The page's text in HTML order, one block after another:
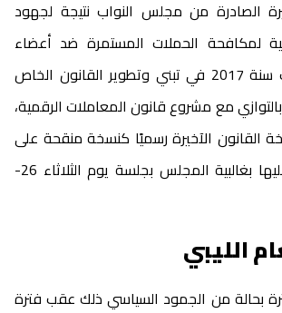
الصادرة من مجلس النواب نتيجة لجهود
لمكافحة الحملات المستمرة ضد أعضاء
المجلس التي بدأت سنة 2017 في تبني وتطوير القانون الخاص
بالتوازي مع مشروع قانون المعاملات الرقمية،
القانون الآخيرة رسميًا كنسخة منقحة على
النسخة المصوت عليها بغالبية المجلس بجلسة يوم الثلاثاء 26-
الليبي
بحالة من الجمود السياسي ذلك عقب فترة